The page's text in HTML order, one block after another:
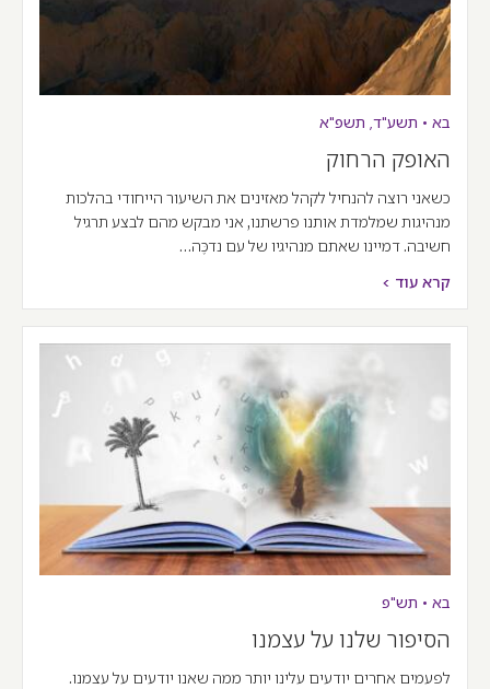
בא • תשע"ד, תשפ"א
האופק הרחוק
כשאני רוצה להנחיל לקהל מאזינים את השיעור הייחודי בהלכות
מנהיגות שמלמדת אותנו פרשתנו, אני מבקש מהם לבצע תרגיל
חשיבה. דמיינו שאתם מנהיגיו של עם נדכֶּה…
קרא עוד >
בא • תש"פ
הסיפור שלנו על עצמנו
לפעמים אחרים יודעים עלינו יותר ממה שאנו יודעים על עצמנו.